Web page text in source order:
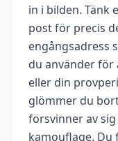
in i bilden. Tänk
post för precis
engångsadress
du använder
eller din
glömmer du
försvinner av
kamouflage. Du